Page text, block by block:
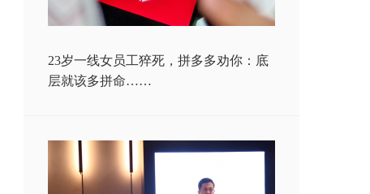
23岁一线女员工猝死，拼多多劝你：底
层就该多拼命……